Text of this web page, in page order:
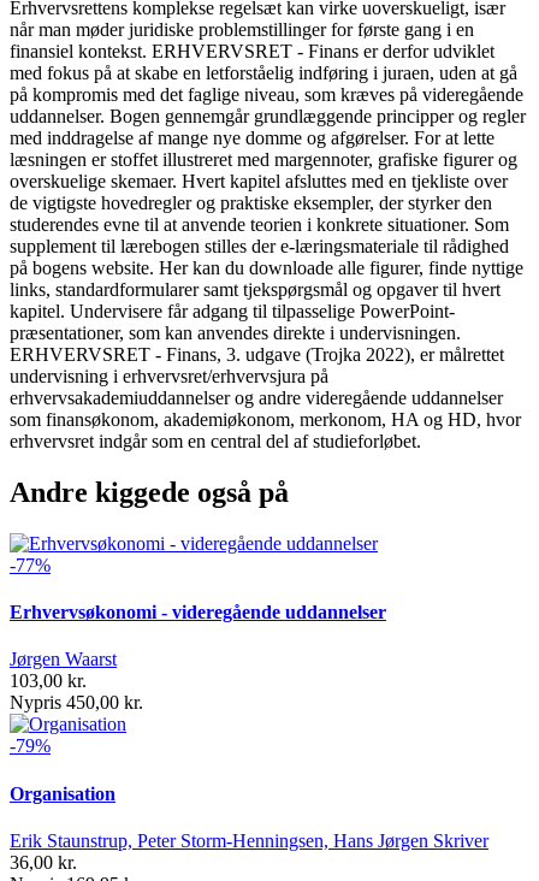
Erhvervsrettens komplekse regelsæt kan virke uoverskueligt, især
når man møder juridiske problemstillinger for første gang i en
finansiel kontekst. ERHVERVSRET - Finans er derfor udviklet
med fokus på at skabe en letforståelig indføring i juraen, uden at gå
på kompromis med det faglige niveau, som kræves på videregående
uddannelser. Bogen gennemgår grundlæggende principper og regler
med inddragelse af mange nye domme og afgørelser. For at lette
læsningen er stoffet illustreret med margennoter, grafiske figurer og
overskuelige skemaer. Hvert kapitel afsluttes med en tjekliste over
de vigtigste hovedregler og praktiske eksempler, der styrker den
studerendes evne til at anvende teorien i konkrete situationer. Som
supplement til lærebogen stilles der e-læringsmateriale til rådighed
på bogens website. Her kan du downloade alle figurer, finde nyttige
links, standardformularer samt tjekspørgsmål og opgaver til hvert
kapitel. Undervisere får adgang til tilpasselige PowerPoint-
præsentationer, som kan anvendes direkte i undervisningen.
ERHVERVSRET - Finans, 3. udgave (Trojka 2022), er målrettet
undervisning i erhvervsret/erhvervsjura på
erhvervsakademiuddannelser og andre videregående uddannelser
som finansøkonom, akademiøkonom, merkonom, HA og HD, hvor
erhvervsret indgår som en central del af studieforløbet.
Andre kiggede også på
-77%
Erhvervsøkonomi - videregående uddannelser
Jørgen Waarst
103,00 kr.
Nypris 450,00 kr.
-79%
Organisation
Erik Staunstrup, Peter Storm-Henningsen, Hans Jørgen Skriver
36,00 kr.